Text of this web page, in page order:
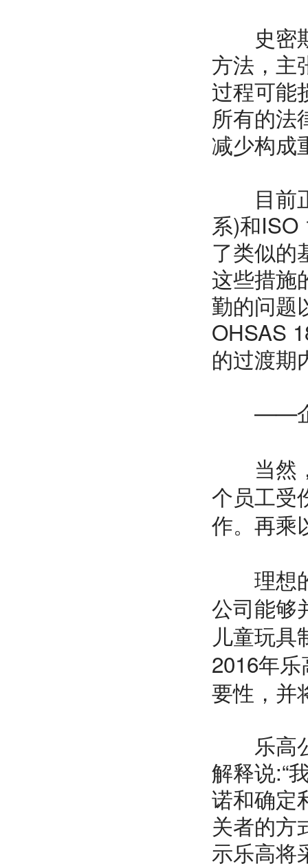
史密斯
方法，主
过程可能
所有的法
减少构成
目前正
系)和ISO
了类似的
这些措施
勤的问题
OHSAS
的过渡期
——
当然，
个员工受
作。再乘
理想的
公司能够
儿童玩具
2016年
要性，并
乐高公
解释说:“
诺和确定
关者的方
示乐高将